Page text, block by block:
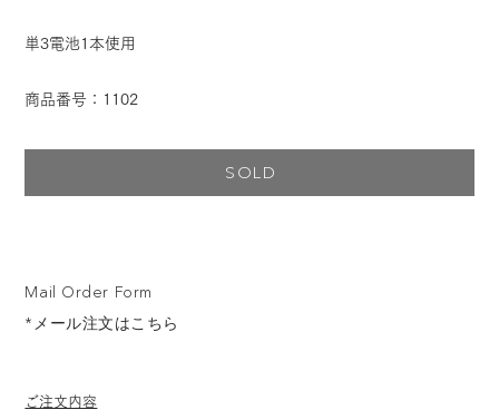
ご注文内容
Mail Order Form
*メール注文はこちら
単3電池1本使用
商品番号：1102
SOLD